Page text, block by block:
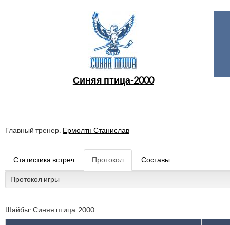
Синяя птица-2000
Главный тренер: Ермолтн Станислав
Статистика встреч Протокол Составы
Протокол игры
Шайбы: Синяя птица-2000